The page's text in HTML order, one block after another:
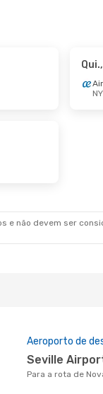
não devem ser
Aeroporto de
Seville
Para a rota de